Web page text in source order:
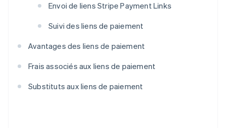
Envoi de liens Stripe Payment Links
Suivi des liens de paiement
Avantages des liens de paiement
Frais associés aux liens de paiement
Substituts aux liens de paiement